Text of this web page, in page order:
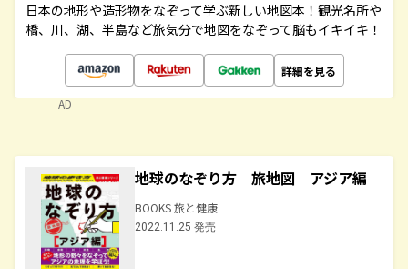
日本の地形や造形物をなぞって学ぶ新しい地図本！観光名所や
橋、川、湖、半島など旅気分で地図をなぞって脳もイキイキ！
詳細を見る
AD
地球のなぞり方 旅地図 アジア編
BOOKS 旅と健康
2022.11.25 発売